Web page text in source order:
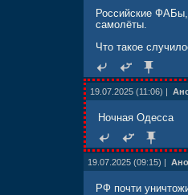
Российские
самолёты.
Что такое
19.07.2025 (11:06) |
Ночная Одесса
19.07.2025 (09:15) |
РФ почти